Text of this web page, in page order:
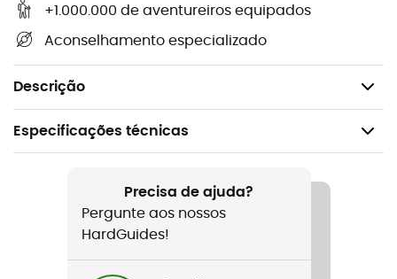
+1.000.000 de aventureiros equipados
Aconselhamento especializado
Descrição
Separe a válvula da peça angular,
Insira a escova várias vezes ao longo do tubo
Enxágue abundantemente e deixe secar.
Especificações técnicas
Caminhada / Trail / Running / Trekking
Precisa de ajuda?
Pergunte aos nossos
HardGuides!